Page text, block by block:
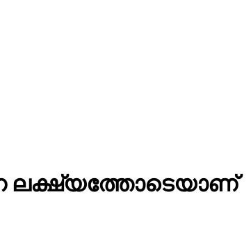
ലക്ഷ്യത്തോടെയാണ്